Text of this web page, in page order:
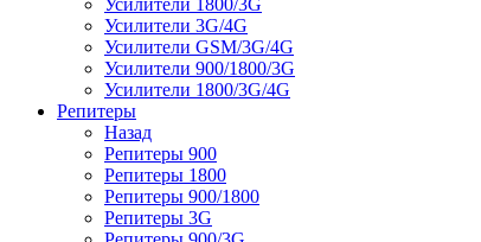
Усилители 1800/3G
Усилители 3G/4G
Усилители GSM/3G/4G
Усилители 900/1800/3G
Усилители 1800/3G/4G
Репитеры
Назад
Репитеры 900
Репитеры 1800
Репитеры 900/1800
Репитеры 3G